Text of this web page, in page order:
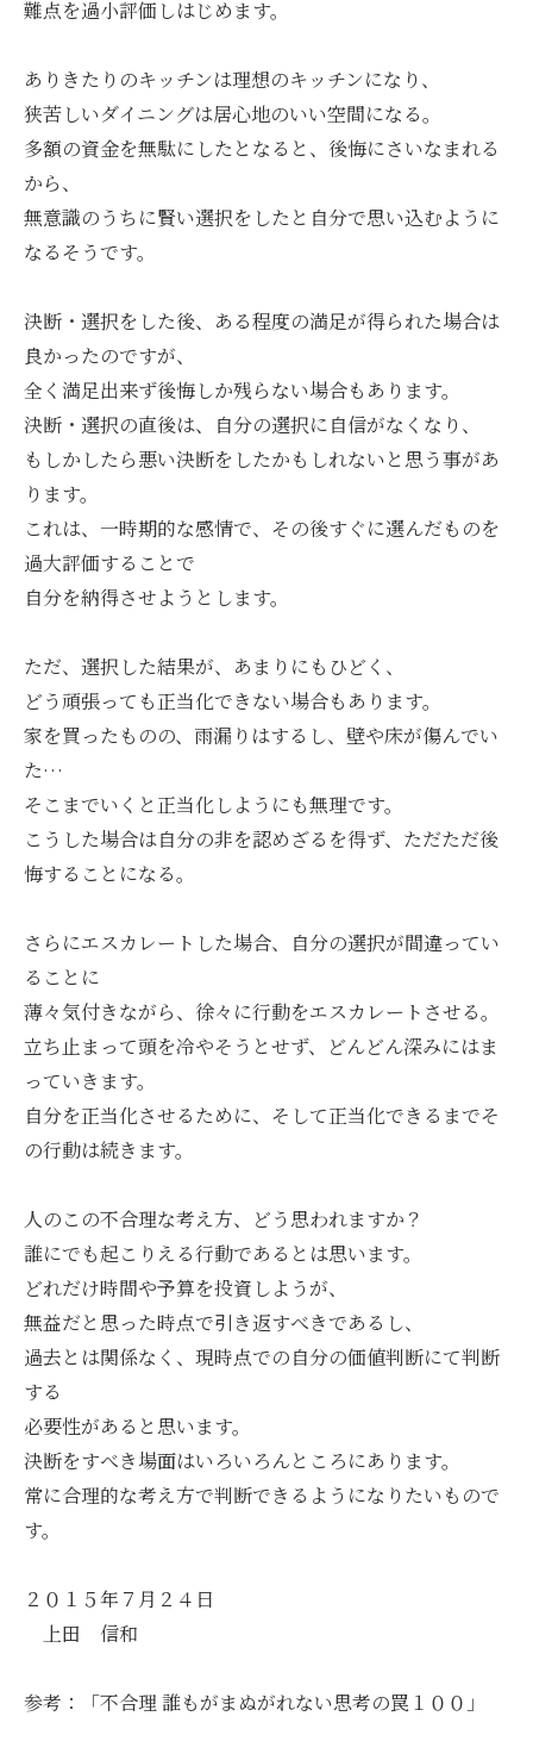
難点を過小評価しはじめます。
ありきたりのキッチンは理想のキッチンになり、
狭苦しいダイニングは居心地のいい空間になる。
多額の資金を無駄にしたとなると、後悔にさいなまれる
から、
無意識のうちに賢い選択をしたと自分で思い込むように
なるそうです。
決断・選択をした後、ある程度の満足が得られた場合は
良かったのですが、
全く満足出来ず後悔しか残らない場合もあります。
決断・選択の直後は、自分の選択に自信がなくなり、
もしかしたら悪い決断をしたかもしれないと思う事があ
ります。
これは、一時期的な感情で、その後すぐに選んだものを
過大評価することで
自分を納得させようとします。
ただ、選択した結果が、あまりにもひどく、
どう頑張っても正当化できない場合もあります。
家を買ったものの、雨漏りはするし、壁や床が傷んでい
た…
そこまでいくと正当化しようにも無理です。
こうした場合は自分の非を認めざるを得ず、ただただ後
悔することになる。
さらにエスカレートした場合、自分の選択が間違ってい
ることに
薄々気付きながら、徐々に行動をエスカレートさせる。
立ち止まって頭を冷やそうとせず、どんどん深みにはま
っていきます。
自分を正当化させるために、そして正当化できるまでそ
の行動は続きます。
人のこの不合理な考え方、どう思われますか？
誰にでも起こりえる行動であるとは思います。
どれだけ時間や予算を投資しようが、
無益だと思った時点で引き返すべきであるし、
過去とは関係なく、現時点での自分の価値判断にて判断
する
必要性があると思います。
決断をすべき場面はいろいろんところにあります。
常に合理的な考え方で判断できるようになりたいもので
す。
２０１５年７月２４日
上田 信和
参考：「不合理 誰もがまぬがれない思考の罠１００」